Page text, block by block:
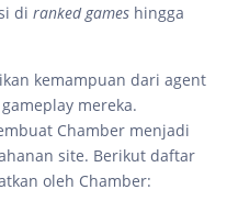
di ranked games hingga
kemampuan dari agent
mereka.
Chamber menjadi
site. Berikut daftar
oleh Chamber: